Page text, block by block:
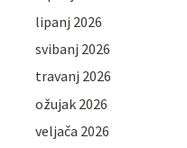
lipanj 2026
svibanj 2026
travanj 2026
ožujak 2026
veljača 2026